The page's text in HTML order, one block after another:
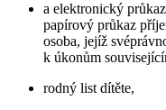
a elektronický
papírový průkaz
osoba, jejíž
k úkonům
rodný list dítěte,